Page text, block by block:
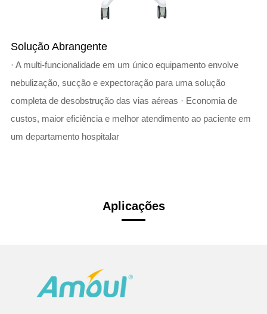
Solução Abrangente
· A multi-funcionalidade em um único equipamento envolve
nebulização, sucção e expectoração para uma solução
completa de desobstrução das vias aéreas · Economia de
custos, maior eficiência e melhor atendimento ao paciente em
um departamento hospitalar
Aplicações